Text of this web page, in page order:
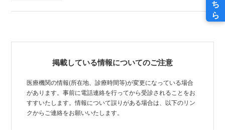
掲載している情報についてのご注意
医療機関の情報(所在地、診療時間等)が変更になっている場合
があります。事前に電話連絡を行ってから受診されることをお
すすいたします。情報について誤りがある場合は、以下のリン
クからご連絡をお願いいたします。